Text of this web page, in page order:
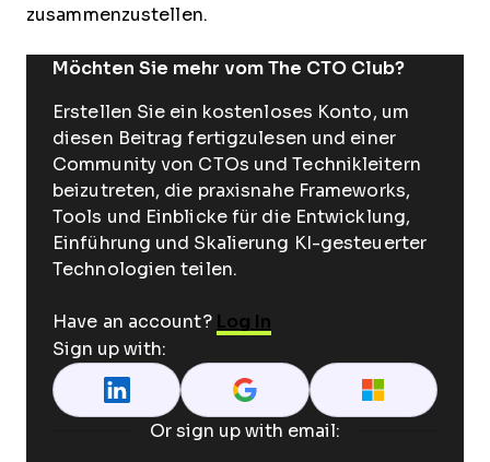
zusammenzustellen.
Möchten Sie mehr vom The CTO Club?
Erstellen Sie ein kostenloses Konto, um
diesen Beitrag fertigzulesen und einer
Community von CTOs und Technikleitern
beizutreten, die praxisnahe Frameworks,
Tools und Einblicke für die Entwicklung,
Einführung und Skalierung KI-gesteuerter
Technologien teilen.
Have an account? Log In
Sign up with:
Or sign up with email: